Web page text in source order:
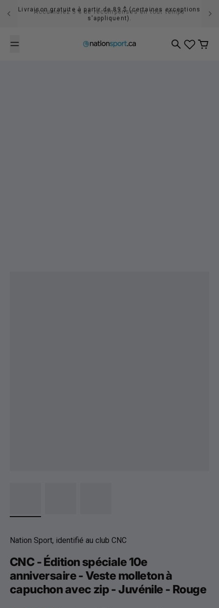
Passer au contenu
Livraison gratuite à partir de 89 $ (certaines exceptions
s'appliquent).
RecherchePanier
Nation Sport, identifié au club CNC
CNC - Édition spéciale 10e
anniversaire - Veste molleton à
capuchon avec zip - Juvénile - Rouge